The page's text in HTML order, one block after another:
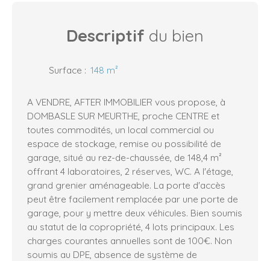
Descriptif du bien
Surface : 148 m²
A VENDRE, AFTER IMMOBILIER vous propose, à
DOMBASLE SUR MEURTHE, proche CENTRE et
toutes commodités, un local commercial ou
espace de stockage, remise ou possibilité de
garage, situé au rez-de-chaussée, de 148,4 m²
offrant 4 laboratoires, 2 réserves, WC. A l'étage,
grand grenier aménageable. La porte d'accès
peut être facilement remplacée par une porte de
garage, pour y mettre deux véhicules. Bien soumis
au statut de la copropriété, 4 lots principaux. Les
charges courantes annuelles sont de 100€. Non
soumis au DPE, absence de système de